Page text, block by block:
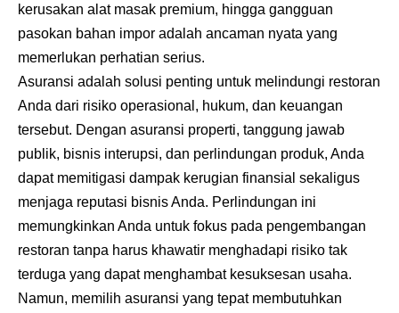
kerusakan alat masak premium, hingga gangguan
pasokan bahan impor adalah ancaman nyata yang
memerlukan perhatian serius.
Asuransi adalah solusi penting untuk melindungi restoran
Anda dari risiko operasional, hukum, dan keuangan
tersebut. Dengan asuransi properti, tanggung jawab
publik, bisnis interupsi, dan perlindungan produk, Anda
dapat memitigasi dampak kerugian finansial sekaligus
menjaga reputasi bisnis Anda. Perlindungan ini
memungkinkan Anda untuk fokus pada pengembangan
restoran tanpa harus khawatir menghadapi risiko tak
terduga yang dapat menghambat kesuksesan usaha.
Namun, memilih asuransi yang tepat membutuhkan